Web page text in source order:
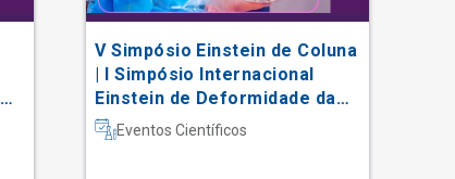
V Simpósio Einstein de Coluna
| I Simpósio Internacional
Einstein de Deformidade da
Coluna e Técnicas Complexas
Eventos Científicos